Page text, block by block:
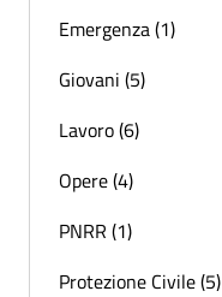
Emergenza (1)
Giovani (5)
Lavoro (6)
Opere (4)
PNRR (1)
Protezione Civile (5)